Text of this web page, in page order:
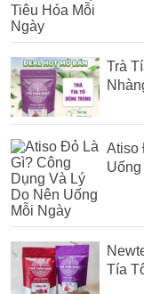
Trà
Atiso
Tía